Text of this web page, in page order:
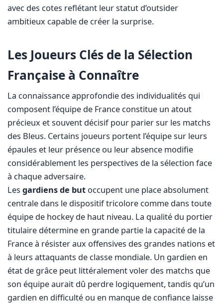
avec des cotes reflétant leur statut d’outsider
ambitieux capable de créer la surprise.
Les Joueurs Clés de la Sélection
Française à Connaître
La connaissance approfondie des individualités qui
composent l’équipe de France constitue un atout
précieux et souvent décisif pour parier sur les matchs
des Bleus. Certains joueurs portent l’équipe sur leurs
épaules et leur présence ou leur absence modifie
considérablement les perspectives de la sélection face
à chaque adversaire.
Les gardiens de but occupent une place absolument
centrale dans le dispositif tricolore comme dans toute
équipe de hockey de haut niveau. La qualité du portier
titulaire détermine en grande partie la capacité de la
France à résister aux offensives des grandes nations et
à leurs attaquants de classe mondiale. Un gardien en
état de grâce peut littéralement voler des matchs que
son équipe aurait dû perdre logiquement, tandis qu’un
gardien en difficulté ou en manque de confiance laisse